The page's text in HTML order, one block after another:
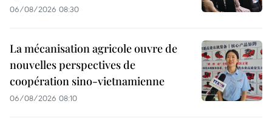
06/08/2026 08:30
La mécanisation agricole ouvre de
nouvelles perspectives de
coopération sino-vietnamienne
06/08/2026 08:10